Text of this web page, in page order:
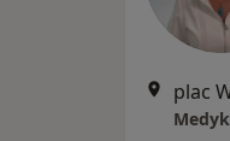
plac